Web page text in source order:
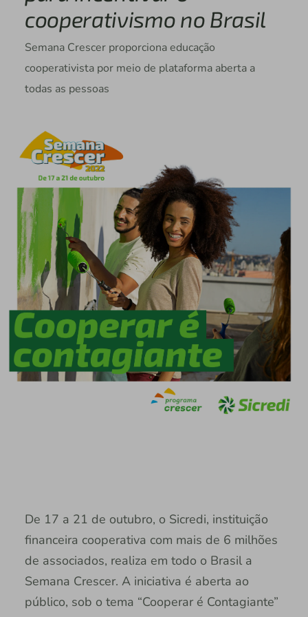
cooperativismo no Brasil
Semana Crescer proporciona educação
cooperativista por meio de plataforma aberta a
todas as pessoas
De 17 a 21 de outubro, o Sicredi, instituição
financeira cooperativa com mais de 6 milhões
de associados, realiza em todo o Brasil a
Semana Crescer. A iniciativa é aberta ao
público, sob o tema “Cooperar é Contagiante”